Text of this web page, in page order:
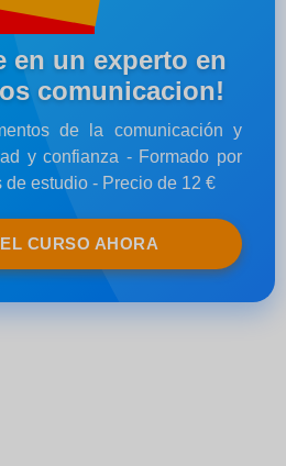
en un experto en
comunicacion!
de la comunicación y
y confianza - Formado por
de estudio - Precio de 12 €
CURSO AHORA